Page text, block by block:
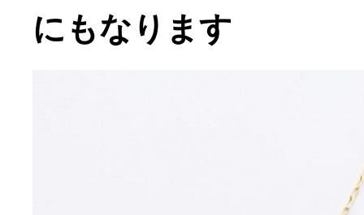
にもなります